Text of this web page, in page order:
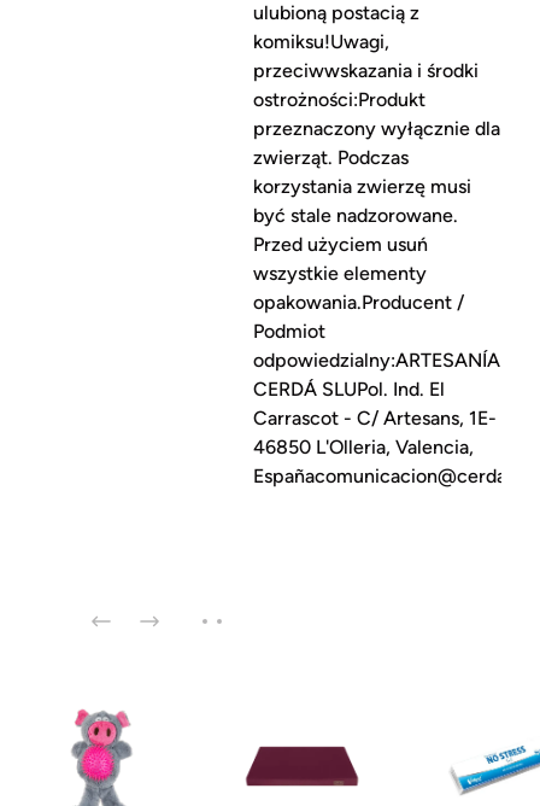
ulubioną postacią z
komiksu!Uwagi,
przeciwwskazania i środki
ostrożności:Produkt
przeznaczony wyłącznie dla
zwierząt. Podczas
korzystania zwierzę musi
być stale nadzorowane.
Przed użyciem usuń
wszystkie elementy
opakowania.Producent /
Podmiot
odpowiedzialny:ARTESANÍA
CERDÁ SLUPol. Ind. El
Carrascot - C/ Artesans, 1E-
46850 L'Olleria, Valencia,